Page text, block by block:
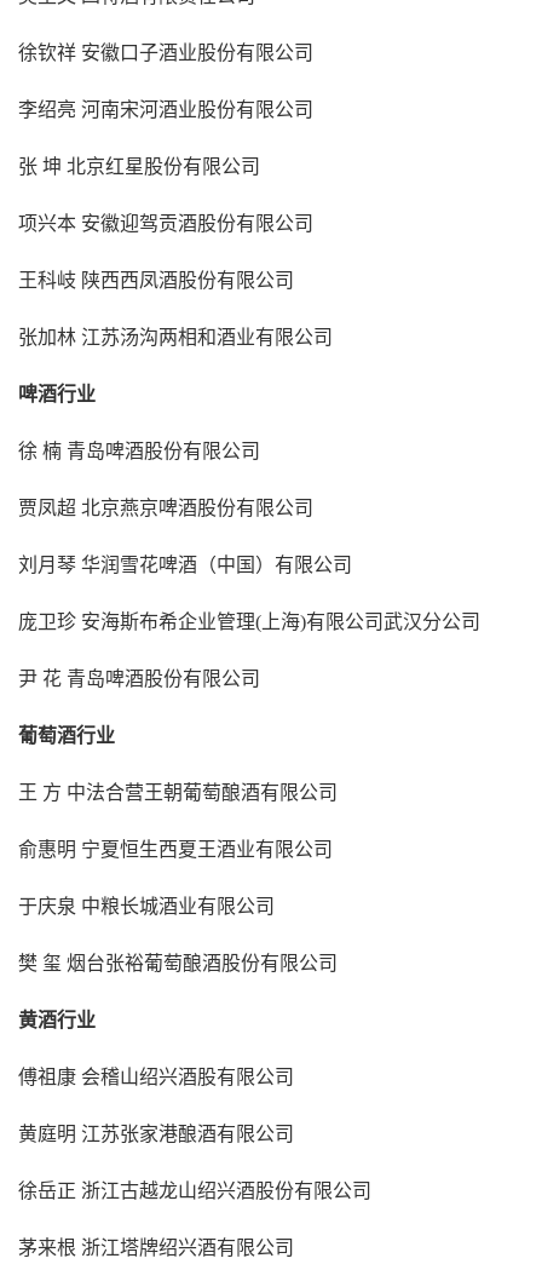
徐钦祥 安徽口子酒业股份有限公司
李绍亮 河南宋河酒业股份有限公司
张 坤 北京红星股份有限公司
项兴本 安徽迎驾贡酒股份有限公司
王科岐 陕西西凤酒股份有限公司
张加林 江苏汤沟两相和酒业有限公司
啤酒行业
徐 楠 青岛啤酒股份有限公司
贾凤超 北京燕京啤酒股份有限公司
刘月琴 华润雪花啤酒（中国）有限公司
庞卫珍 安海斯布希企业管理(上海)有限公司武汉分公司
尹 花 青岛啤酒股份有限公司
葡萄酒行业
王 方 中法合营王朝葡萄酿酒有限公司
俞惠明 宁夏恒生西夏王酒业有限公司
于庆泉 中粮长城酒业有限公司
樊 玺 烟台张裕葡萄酿酒股份有限公司
黄酒行业
傅祖康 会稽山绍兴酒股有限公司
黄庭明 江苏张家港酿酒有限公司
徐岳正 浙江古越龙山绍兴酒股份有限公司
茅来根 浙江塔牌绍兴酒有限公司